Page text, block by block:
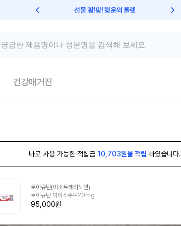
선물 팡!팡! 행운의 룰렛
건강매거진
바로 사용 가능한 적립금 10,703원을 적립 하였습니다.
로아큐탄(이소트레티노인)
로아큐탄 아이소주브20mg
95,000원